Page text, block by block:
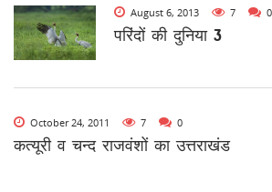
August 6, 2013 7 0
परिंदों की दुनिया 3
October 24, 2011 7 0
कत्यूरी व चन्द राजवंशों का उत्तराखंड